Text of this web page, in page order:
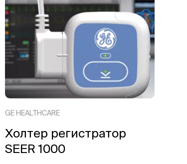
GE HEALTHCARE
Холтер регистратор
SEER 1000